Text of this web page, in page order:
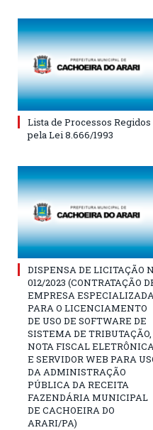
Lista de Processos Regidos
pela Lei 8.666/1993
DISPENSA DE LICITAÇÃO
012/2023 (CONTRATAÇÃO
EMPRESA
PARA O LICENCIAMENTO
DE USO DE SOFTWARE DE
SISTEMA DE TRIBUTAÇÃO,
NOTA FISCAL
E SERVIDOR WEB PARA
DA ADMINISTRAÇÃO
PÚBLICA DA RECEITA
FAZENDÁRIA MUNICIPAL
DE CACHOEIRA DO
ARARI/PA)